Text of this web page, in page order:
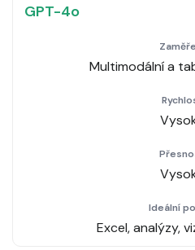
GPT-4o
Multimodální a
Excel, analýzy,